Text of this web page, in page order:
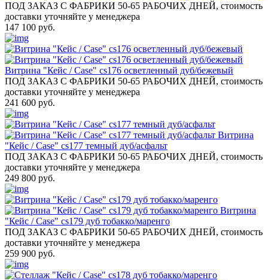
ПОД ЗАКАЗ С ФАБРИКИ 50-65 РАБОЧИХ ДНЕЙ, стоимость
доставки уточняйте у менеджера
147 100 руб.
Витрина "Кейс / Case" cs176 осветленный дуб/бежевый
ПОД ЗАКАЗ С ФАБРИКИ 50-65 РАБОЧИХ ДНЕЙ, стоимость
доставки уточняйте у менеджера
241 600 руб.
Витрина
"Кейс / Case" cs177 темный дуб/асфальт
ПОД ЗАКАЗ С ФАБРИКИ 50-65 РАБОЧИХ ДНЕЙ, стоимость
доставки уточняйте у менеджера
249 800 руб.
Витрина
"Кейс / Case" cs179 дуб тобакко/маренго
ПОД ЗАКАЗ С ФАБРИКИ 50-65 РАБОЧИХ ДНЕЙ, стоимость
доставки уточняйте у менеджера
259 900 руб.